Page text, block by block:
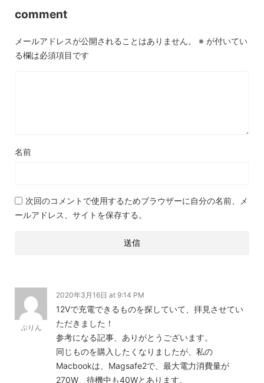
comment
メールアドレスが公開されることはありません。 ※ が付いてい
る欄は必須項目です
名前
次回のコメントで使用するためブラウザーに自分の名前、メ
ールアドレス、サイトを保存する。
ぷりん
2020年3月16日 at 9:14 PM
12Vで充電できるものを探していて、拝見させてい
ただきました！
参考になる記事、ありがとうございます。
同じものを購入したくなりましたが、私の
Macbookは、Magsafe2で、最大電力消費量が
270W、待機中も40Wとあります。